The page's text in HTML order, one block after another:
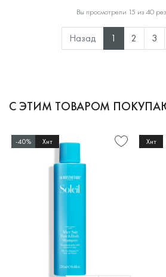
Вы просмотрели 15 из 40
Назад 1 2 3
С ЭТИМ ТОВАРОМ
-40% Хит Хит